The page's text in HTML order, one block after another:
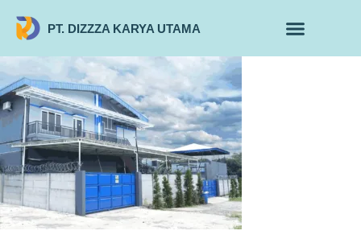
PT. DIZZZA KARYA UTAMA